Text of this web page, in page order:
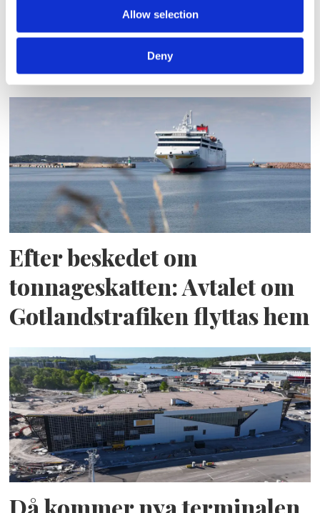
Allow selection
Deny
Aurora Botnia får Stena-
kostym
Efter beskedet om
tonnageskatten: Avtalet om
Gotlandstrafiken flyttas hem